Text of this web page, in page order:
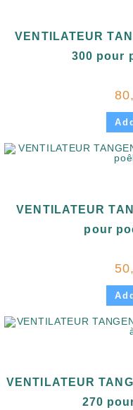
VENTILATEUR
300 pour
VENTILATEUR
pour
VENTILATEUR
270